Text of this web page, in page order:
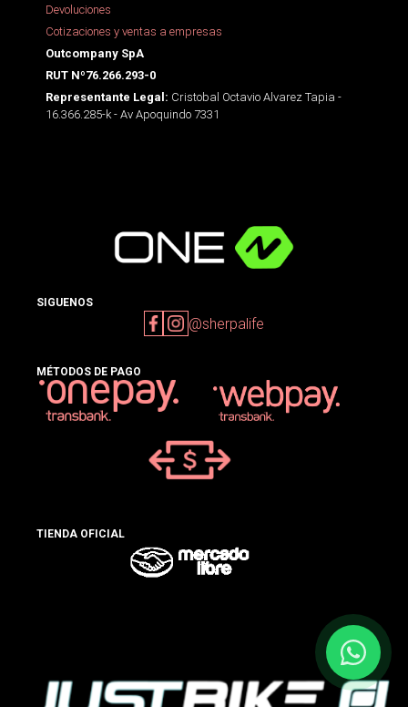
Devoluciones
Cotizaciones y ventas a empresas
Outcompany SpA
RUT Nº76.266.293-0
Representante Legal: Cristobal Octavio Alvarez Tapia -
16.366.285-k - Av Apoquindo 7331
SIGUENOS
@sherpalife
MÉTODOS DE PAGO
TIENDA OFICIAL